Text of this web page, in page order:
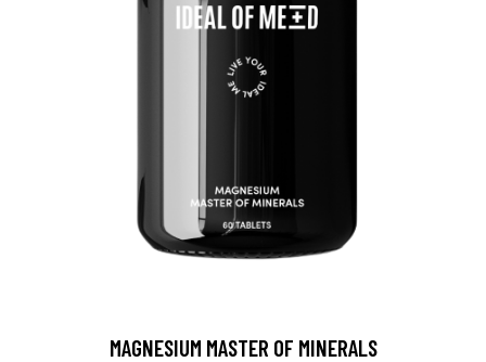
MAGNESIUM MASTER OF MINERALS